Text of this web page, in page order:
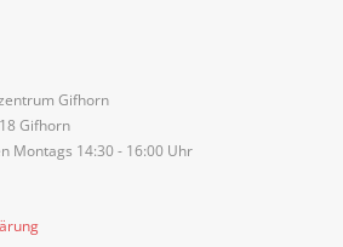
Gifhorn
Gifhorn
Montags 14:30 - 16:00 Uhr